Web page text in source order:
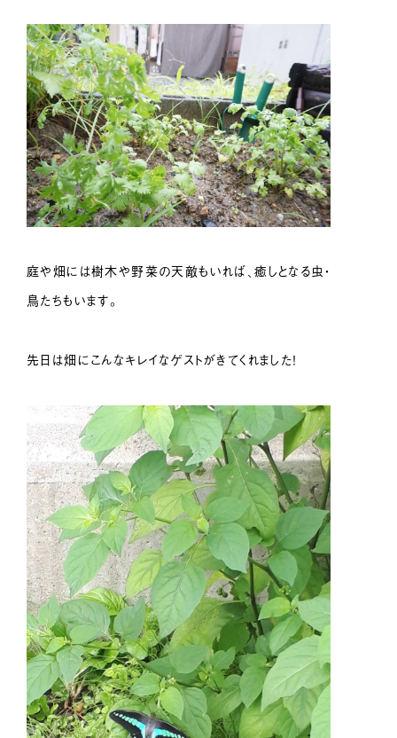
庭や畑には樹木や野菜の天敵もいれば、癒しとなる虫・
鳥たちもいます。
先日は畑にこんなキレイなゲストがきてくれました！